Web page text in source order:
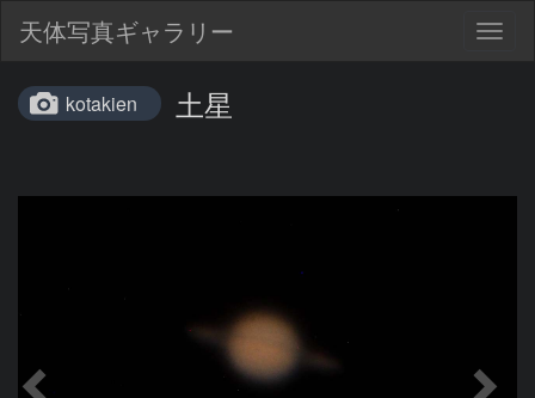
天体写真ギャラリー
kotakien 土星